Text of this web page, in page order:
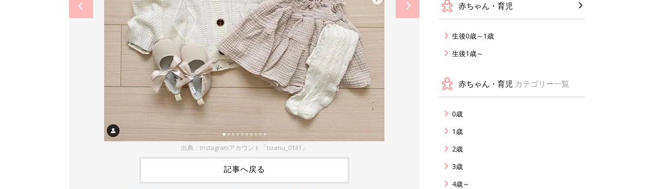
出典：Instagramアカウント「tsumu_0131」
記事へ戻る
赤ちゃん・育児
生後0歳～1歳
生後1歳～
赤ちゃん・育児 カテゴリー一覧
0歳
1歳
2歳
3歳
4歳～